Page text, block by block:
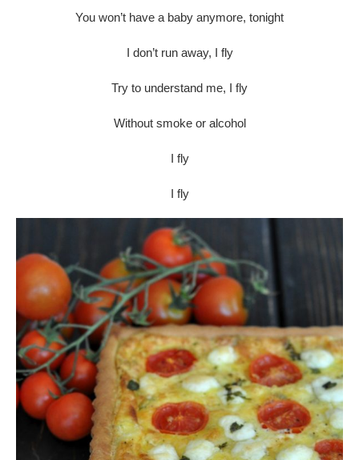
You won’t have a baby anymore, tonight
I don’t run away, I fly
Try to understand me, I fly
Without smoke or alcohol
I fly
I fly